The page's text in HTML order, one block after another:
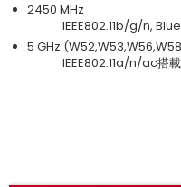
2450 MHz
IEEE802.11b/g/n,
5 GHz
IEEE802.11a/n/ac搭載